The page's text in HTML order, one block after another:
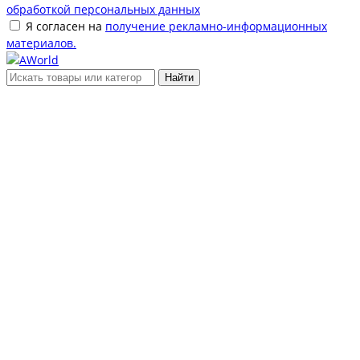
обработкой персональных данных
Я согласен на получение рекламно-информационных
материалов.
Найти